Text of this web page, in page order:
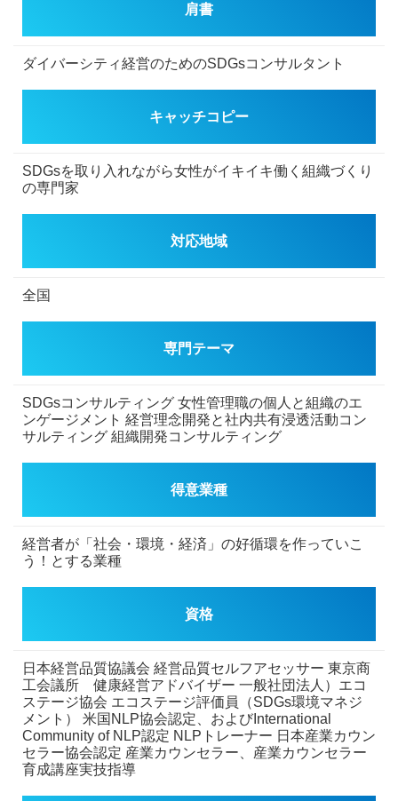
肩書
ダイバーシティ経営のためのSDGsコンサルタント
キャッチコピー
SDGsを取り入れながら女性がイキイキ働く組織づくり
の専門家
対応地域
全国
専門テーマ
SDGsコンサルティング 女性管理職の個人と組織のエ
ンゲージメント 経営理念開発と社内共有浸透活動コン
サルティング 組織開発コンサルティング
得意業種
経営者が「社会・環境・経済」の好循環を作っていこ
う！とする業種
資格
日本経営品質協議会 経営品質セルフアセッサー 東京商
工会議所 健康経営アドバイザー 一般社団法人）エコ
ステージ協会 エコステージ評価員（SDGs環境マネジ
メント）
米国NLP協会認定、およびInternational
Community of NLP認定 NLPトレーナー 日本産業カウン
セラー協会認定 産業カウンセラー、産業カウンセラー
育成講座実技指導